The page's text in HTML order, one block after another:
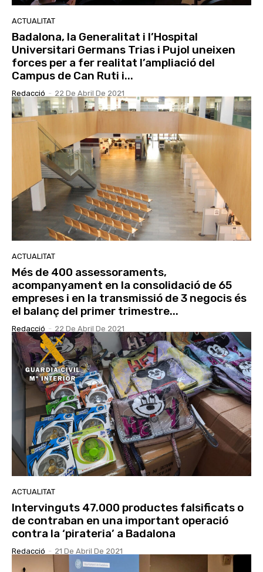
ACTUALITAT
Badalona, la Generalitat i l’Hospital
Universitari Germans Trias i Pujol uneixen
forces per a fer realitat l’ampliació del
Campus de Can Ruti i...
Redacció - 22 De Abril De 2021
ACTUALITAT
Més de 400 assessoraments,
acompanyament en la consolidació de 65
empreses i en la transmissió de 3 negocis és
el balanç del primer trimestre...
Redacció - 22 De Abril De 2021
ACTUALITAT
Intervinguts 47.000 productes falsificats o
de contraban en una important operació
contra la ‘pirateria’ a Badalona
Redacció - 21 De Abril De 2021